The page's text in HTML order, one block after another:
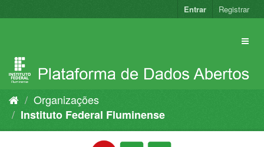
para
Entrar Registrar
Organizações
Instituto Federal Fluminense